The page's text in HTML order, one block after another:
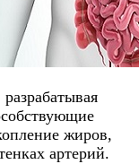
жиров,
артерий.